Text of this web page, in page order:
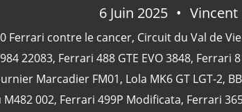
6 Juin 2025 Vincent
Ferrari contre le cancer, Circuit du Val de
22083, Ferrari 488 GTE EVO 3848, Ferrari
Marcadier FM01, Lola MK6 GT LGT-2,
M482 002, Ferrari 499P Modificata, Ferrari